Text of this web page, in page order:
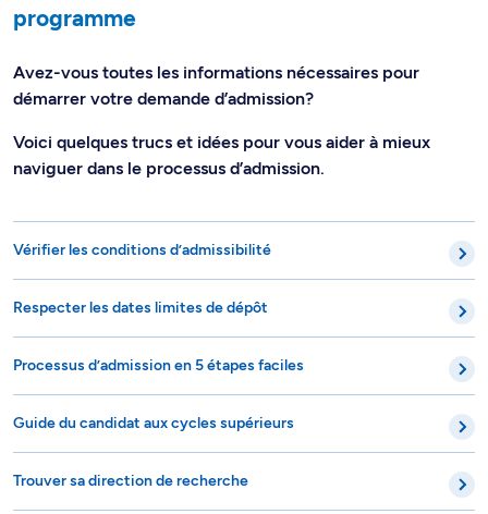
programme
Avez-vous toutes les informations nécessaires pour
démarrer votre demande d’admission?
Voici quelques trucs et idées pour vous aider à mieux
naviguer dans le processus d’admission.
Vérifier les conditions d’admissibilité
Respecter les dates limites de dépôt
Processus d’admission en 5 étapes faciles
Guide du candidat aux cycles supérieurs
Trouver sa direction de recherche